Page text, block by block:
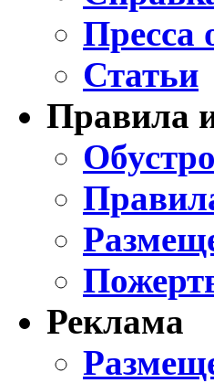
Пресса
Статьи
Правила
Реклама